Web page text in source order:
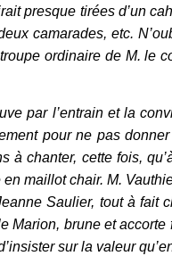
presque tirées d’un
camarades, etc.
ordinaire de M. le
par l’entrain et la
pour ne pas
à chanter, cette fois,
maillot chair. M.
Saulier, tout à fait
Marion, brune et
sur la valeur